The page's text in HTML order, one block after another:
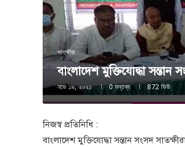
সাতক্ষীরা
বাংলাদেশ মুক্তিযোদ্ধা
নভে ১৯, ২০২১ 0 মন্তব্য 872 ভিউ
নিজস্ব প্রতিনিধি :
বাংলাদেশ মুক্তিযোদ্ধা সন্তান সংসদ